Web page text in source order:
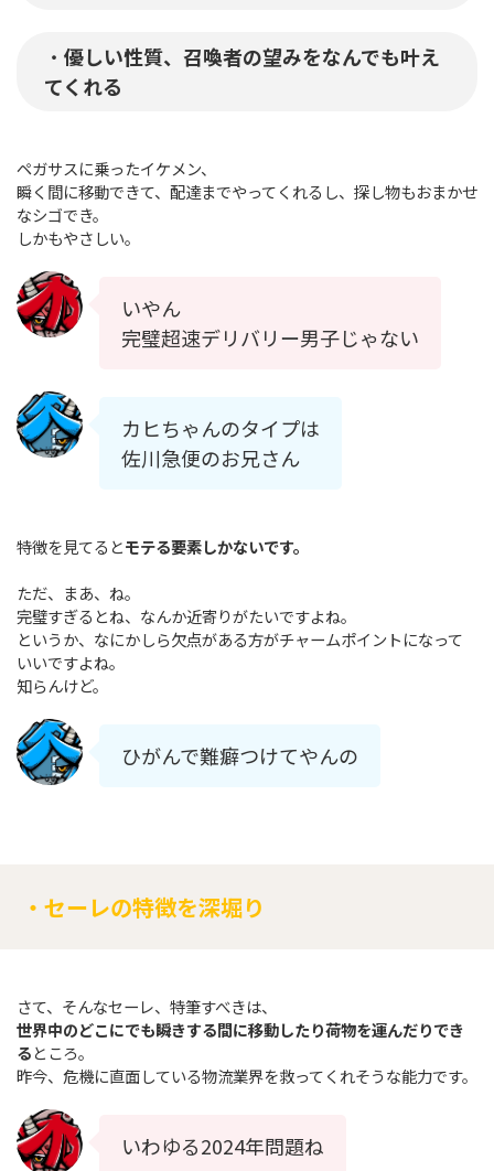
・優しい性質、召喚者の望みをなんでも叶え
てくれる
ペガサスに乗ったイケメン、
瞬く間に移動できて、配達までやってくれるし、探し物もおまかせ
なシゴでき。
しかもやさしい。
いやん
完璧超速デリバリー男子じゃない
カヒちゃんのタイプは
佐川急便のお兄さん
特徴を見てるとモテる要素しかないです。
ただ、まあ、ね。
完璧すぎるとね、なんか近寄りがたいですよね。
というか、なにかしら欠点がある方がチャームポイントになって
いいですよね。
知らんけど。
ひがんで難癖つけてやんの
・セーレの特徴を深堀り
さて、そんなセーレ、特筆すべきは、
世界中のどこにでも瞬きする間に移動したり荷物を運んだりでき
るところ。
昨今、危機に直面している物流業界を救ってくれそうな能力です。
いわゆる2024年問題ね